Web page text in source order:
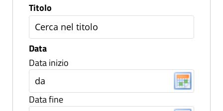
Titolo
Data
Data inizio
Data fine